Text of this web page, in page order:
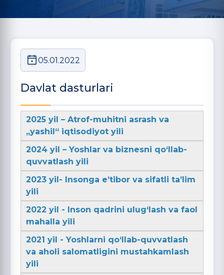
05.01.2022
Davlat dasturlari
2025 yil – Atrof-muhitni asrash va
„yashil“ iqtisodiyot yili
2024 yil – Yoshlar va biznesni qo‘llab-
quvvatlash yili
2023 yil- Insonga e’tibor va sifatli ta’lim
yili
2022 yil - Inson qadrini ulug‘lash va faol
mahalla yili
2021 yil - Yoshlarni qo‘llab-quvvatlash
va aholi salomatligini mustahkamlash
yili